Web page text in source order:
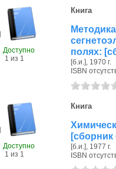
Доступно
1 из 1
Книга
полях:
[б.и.], 1970 г.
ISBN
Доступно
1 из 1
Книга
[сборник
[б.и.], 1977 г.
ISBN